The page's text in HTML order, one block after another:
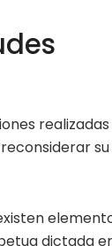
realizadas
su
dictada en